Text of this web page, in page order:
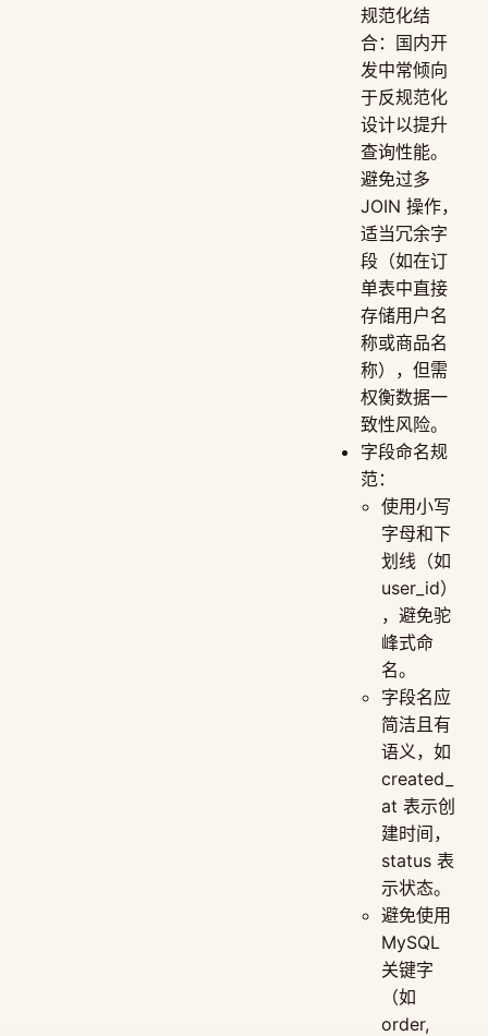
规范化结
合：国内开
发中常倾向
于反规范化
设计以提升
查询性能。
避免过多
JOIN 操作，
适当冗余字
段（如在订
单表中直接
存储用户名
称或商品名
称），但需
权衡数据一
致性风险。
字段命名规
范：
使用小写
字母和下
划线（如
user_id）
，避免驼
峰式命
名。
字段名应
简洁且有
语义，如
created_
at 表示创
建时间，
status 表
示状态。
避免使用
MySQL
关键字
（如
order,